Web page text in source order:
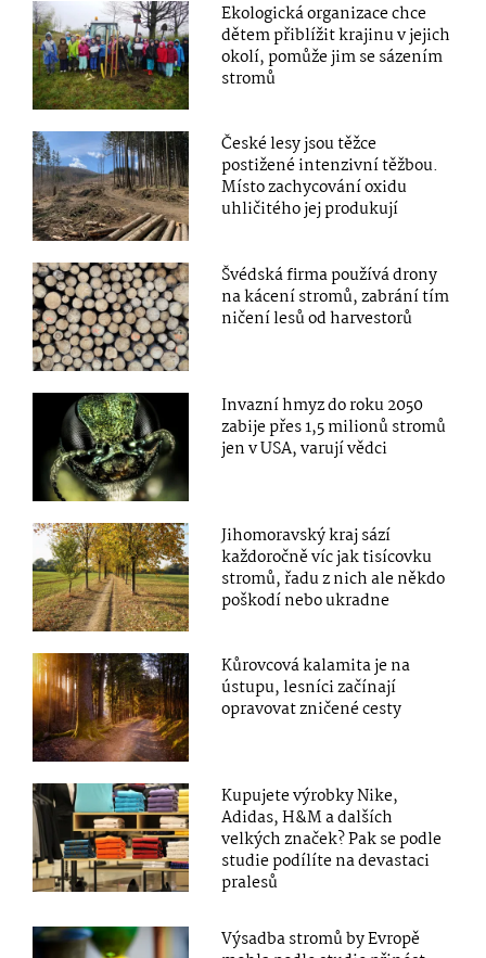
Ekologická organizace chce
dětem přiblížit krajinu v jejich
okolí, pomůže jim se sázením
stromů
České lesy jsou těžce
postižené intenzivní těžbou.
Místo zachycování oxidu
uhličitého jej produkují
Švédská firma používá drony
na kácení stromů, zabrání tím
ničení lesů od harvestorů
Invazní hmyz do roku 2050
zabije přes 1,5 milionů stromů
jen v USA, varují vědci
Jihomoravský kraj sází
každoročně víc jak tisícovku
stromů, řadu z nich ale někdo
poškodí nebo ukradne
Kůrovcová kalamita je na
ústupu, lesníci začínají
opravovat zničené cesty
Kupujete výrobky Nike,
Adidas, H&M a dalších
velkých značek? Pak se podle
studie podílíte na devastaci
pralesů
Výsadba stromů by Evropě